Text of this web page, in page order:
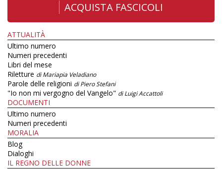
ACQUISTA FASCICOLI
ATTUALITÀ
Ultimo numero
Numeri precedenti
Libri del mese
Riletture di Mariapia Veladiano
Parole delle religioni di Piero Stefani
"Io non mi vergogno del Vangelo" di Luigi Accattoli
DOCUMENTI
Ultimo numero
Numeri precedenti
MORALIA
Blog
Dialoghi
IL REGNO DELLE DONNE